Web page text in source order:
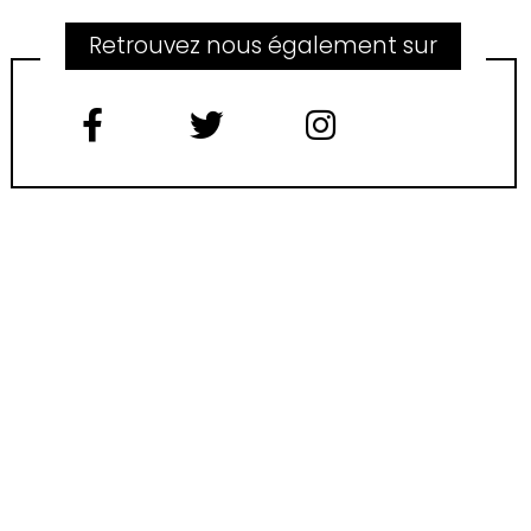
Retrouvez nous également sur